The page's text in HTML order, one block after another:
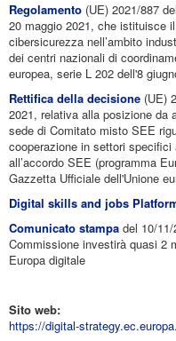
Regolamento (UE) 2021/887
20 maggio 2021, che istituisce
cibersicurezza nell’ambito
dei centri nazionali di
europea, serie L 202 dell'8
Rettifica della decisione (UE)
2021, relativa alla posizione da
sede di Comitato misto SEE
cooperazione in settori
all’accordo SEE (programma
Gazzetta Ufficiale dell'Unione
Digital skills and jobs
Comunicato stampa del 10/
Commissione investirà quasi 2
Europa digitale
Sito web:
https://digital-